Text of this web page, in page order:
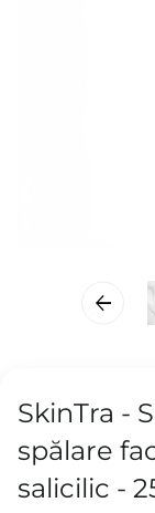
SkinTra -
spălare
salicilic -